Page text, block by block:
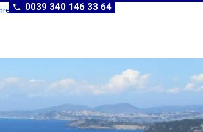
Weitere Reiseziele
0039 340 146 33 64